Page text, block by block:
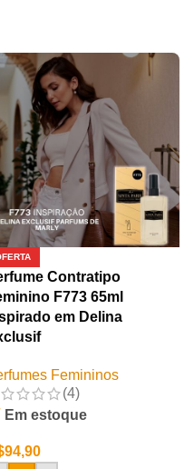
Contratipo
F773 65ml
em Delina
Femininos
(4)
Em estoque
94,90